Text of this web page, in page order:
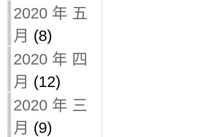
2020 年 五
月 (8)
2020 年 四
月 (12)
2020 年 三
月 (9)